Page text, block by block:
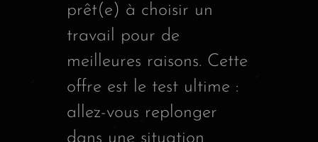
prêt(e) à choisir un
travail pour de
meilleures raisons. Cette
offre est le test ultime :
allez-vous replonger
dans une situation